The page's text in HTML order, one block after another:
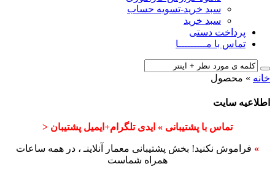
سبد خرید-تسویه حساب
سبد خرید
پرداخت دستی
تماس با مـــــــــا
خانه » محصول
اطلاعیه سایت
تماس با پشتیبانی » ایدی تلگرام+ایمیل پشتیبان <
» فراموش نکنید! بخش پشتیبانی معمار آنلاینـ ، در همه ساعات
همراه شماست